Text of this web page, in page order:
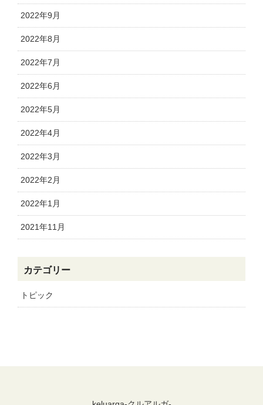
2022年9月
2022年8月
2022年7月
2022年6月
2022年5月
2022年4月
2022年3月
2022年2月
2022年1月
2021年11月
カテゴリー
トピック